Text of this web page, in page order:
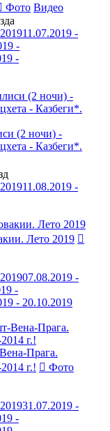
Фото Видео
11.07.2019 -
-
-
(2 ночи) -
- Казбеги*.
11.08.2019 -
Лето 2019
07.08.2019 -
-
- 20.10.2019
Прага.
г.!
Фото
31.07.2019 -
-